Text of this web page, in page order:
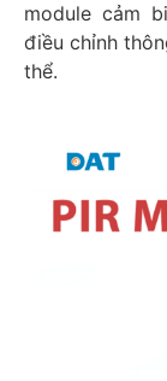
module cảm
điều chỉnh
thể.